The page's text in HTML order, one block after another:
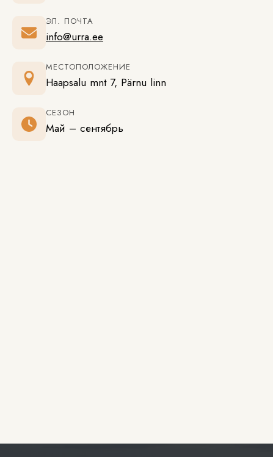
ЭЛ. ПОЧТА
info@urra.ee
МЕСТОПОЛОЖЕНИЕ
Haapsalu mnt 7, Pärnu linn
СЕЗОН
Май – сентябрь